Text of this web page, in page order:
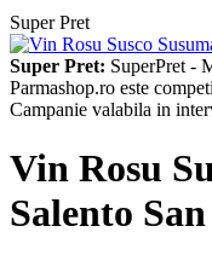
Super Pret
Super Pret: SuperPret -
Parmashop.ro este
Campanie valabila in
Vin Rosu
Salento